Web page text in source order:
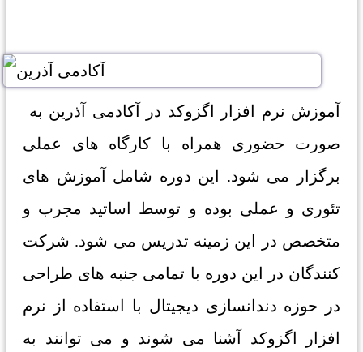
صورت حضوری همراه با کارگاه های عملی
برگزار می شود. این دوره شامل آموزش های
تئوری و عملی بوده و توسط اساتید مجرب و
متخصص در این زمینه تدریس می شود. شرکت
کنندگان در این دوره با تمامی جنبه های طراحی
در حوزه دندانسازی دیجیتال با استفاده از نرم
افزار اگزوکد آشنا می شوند و می توانند به